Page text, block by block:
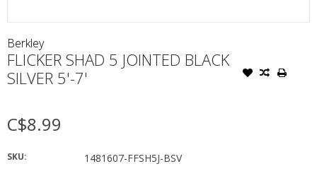
Berkley
FLICKER SHAD 5 JOINTED BLACK
SILVER 5'-7'
C$8.99
SKU: 1481607-FFSH5J-BSV